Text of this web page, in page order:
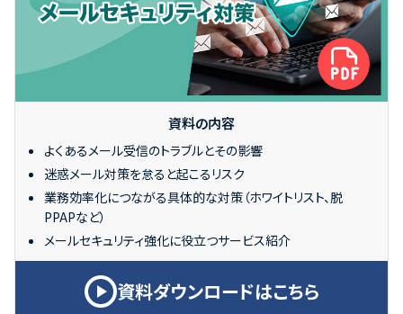
資料の内容
よくあるメール受信のトラブルとその影響
迷惑メール対策を怠ると起こるリスク
業務効率化につながる具体的な対策（ホワイトリスト、脱
PPAPなど）
メールセキュリティ強化に役立つサービス紹介
資料ダウンロードはこちら